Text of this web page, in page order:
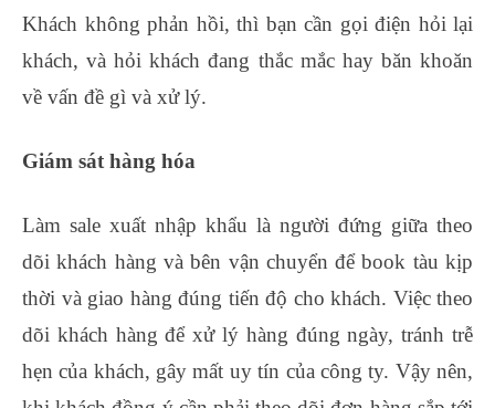
Khách không phản hồi, thì bạn cần gọi điện hỏi lại
khách, và hỏi khách đang thắc mắc hay băn khoăn
về vấn đề gì và xử lý.
Giám sát hàng hóa
Làm sale xuất nhập khẩu là người đứng giữa theo
dõi khách hàng và bên vận chuyển để book tàu kịp
thời và giao hàng đúng tiến độ cho khách. Việc theo
dõi khách hàng để xử lý hàng đúng ngày, tránh trễ
hẹn của khách, gây mất uy tín của công ty. Vậy nên,